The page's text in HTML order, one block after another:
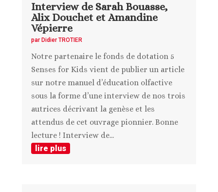
Interview de Sarah Bouasse,
Alix Douchet et Amandine
Vépierre
par Didier TROTIER
Notre partenaire le fonds de dotation 5
Senses for Kids vient de publier un article
sur notre manuel d’éducation olfactive
sous la forme d’une interview de nos trois
autrices décrivant la genèse et les
attendus de cet ouvrage pionnier. Bonne
lecture ! Interview de...
lire plus